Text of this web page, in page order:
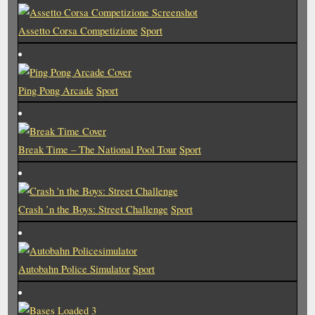
o
s
P
o
s
:
t
Assetto Corsa Competizione Sport
Ping Pong Arcade Sport
Break Time – The National Pool Tour Sport
Crash ’n the Boys: Street Challenge Sport
Autobahn Police Simulator Sport